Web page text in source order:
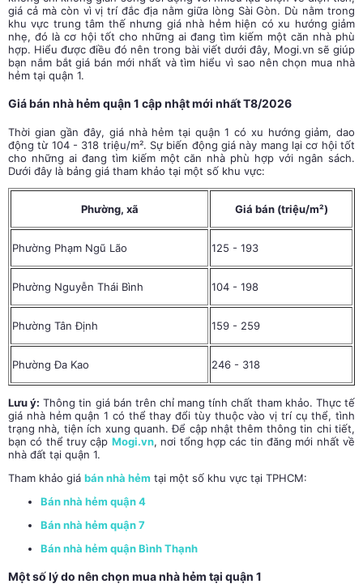
giá cả mà còn vì vị trí đắc địa nằm giữa lòng Sài Gòn. Dù nằm trong
khu vực trung tâm thế nhưng giá nhà hẻm hiện có xu hướng giảm
nhẹ, đó là cơ hội tốt cho những ai đang tìm kiếm một căn nhà phù
hợp. Hiểu được điều đó nên trong bài viết dưới đây, Mogi.vn sẽ giúp
bạn nắm bắt giá bán mới nhất và tìm hiểu vì sao nên chọn mua nhà
hẻm tại quận 1.
Giá bán nhà hẻm quận 1 cập nhật mới nhất T8/2026
Thời gian gần đây, giá nhà hẻm tại quận 1 có xu hướng giảm, dao
động từ 104 - 318 triệu/m². Sự biến động giá này mang lại cơ hội tốt
cho những ai đang tìm kiếm một căn nhà phù hợp với ngân sách.
Dưới đây là bảng giá tham khảo tại một số khu vực:
Phường, xã Giá bán (triệu/m²)
Phường Phạm Ngũ Lão 125 - 193
Phường Nguyễn Thái Bình 104 - 198
Phường Tân Định 159 - 259
Phường Đa Kao 246 - 318
Lưu ý: Thông tin giá bán trên chỉ mang tính chất tham khảo. Thực tế
giá nhà hẻm quận 1 có thể thay đổi tùy thuộc vào vị trí cụ thể, tình
trạng nhà, tiện ích xung quanh. Để cập nhật thêm thông tin chi tiết,
bạn có thể truy cập Mogi.vn, nơi tổng hợp các tin đăng mới nhất về
nhà đất tại quận 1.
Tham khảo giá bán nhà hẻm tại một số khu vực tại TPHCM:
Bán nhà hẻm quận 4
Bán nhà hẻm quận 7
Bán nhà hẻm quận Bình Thạnh
Một số lý do nên chọn mua nhà hẻm tại quận 1